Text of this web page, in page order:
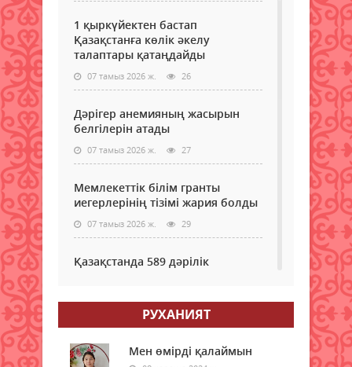
1 қыркүйектен бастап
Қазақстанға көлік әкелу
талаптары қатаңдайды
07 тамыз 2026 ж. 26
Дәрігер анемияның жасырын
белгілерін атады
07 тамыз 2026 ж. 27
Мемлекеттік білім гранты
иегерлерінің тізімі жария болды
07 тамыз 2026 ж. 29
Қазақстанда 589 дәрілік
маңызды мәлімдеме: ата-аналар
РУХАНИЯТ
Мен өмірді қалаймын